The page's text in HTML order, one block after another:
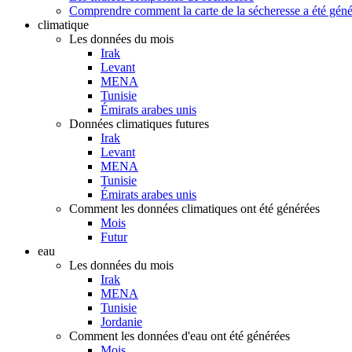
Comprendre comment la carte de la sécheresse a été
climatique
Les données du mois
Irak
Levant
MENA
Tunisie
Émirats arabes unis
Données climatiques futures
Irak
Levant
MENA
Tunisie
Émirats arabes unis
Comment les données climatiques ont été générées
Mois
Futur
eau
Les données du mois
Irak
MENA
Tunisie
Jordanie
Comment les données d'eau ont été générées